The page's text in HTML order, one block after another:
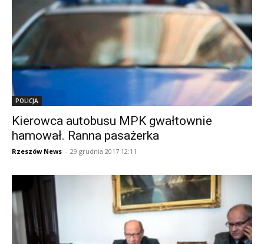
POLICJA
Kierowca autobusu MPK gwałtownie
hamował. Ranna pasażerka
Rzeszów News - 29 grudnia 2017 12:11